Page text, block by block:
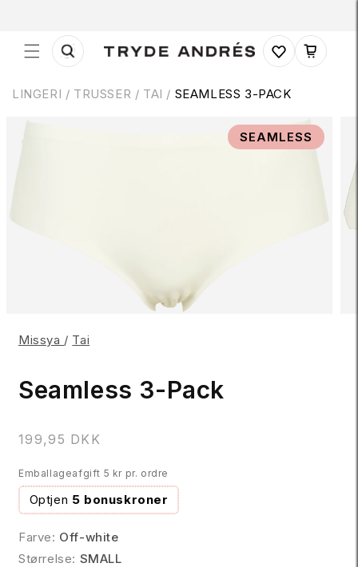
Indkøbskurv
LINGERI / TRUSSER / TAI / SEAMLESS 3-PACK
SEAMLESS
Missya / Tai
Seamless 3-Pack
N
r
m
a
l
p
199,95 DKK
Emballageafgift 5 kr pr. ordre
Optjen 5 bonuskroner
Farve: Off-white
Størrelse: SMALL